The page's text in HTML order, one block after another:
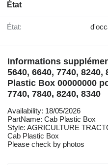
État
État:
Informations
5640, 6640, 7740, 8240,
Plastic Box 00000000
7740, 7840, 8240, 8340
Availability: 18/05/2026
PartName: Cab Plastic Box
Style: AGRICULTURE
Cab Plastic Box
Please check by photos